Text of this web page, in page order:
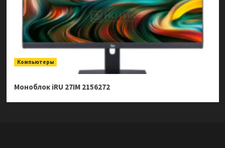
Компьютеры
Моноблок iRU 27IM 2156272